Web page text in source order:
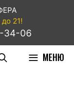
21!
34-06
МЕНЮ